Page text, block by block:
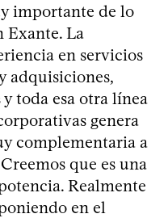
importante de lo
Exante. La
en servicios
adquisiciones,
toda esa otra línea
genera
complementaria a
que es una
Realmente
en el